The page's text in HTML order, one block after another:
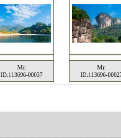
Mr.
ID:113696-00037
Mr.
ID:113696-